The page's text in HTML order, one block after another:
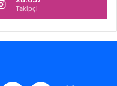
Takipçi